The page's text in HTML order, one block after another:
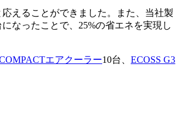
えることができました。また、当社製
なったことで、25%の省エネを実現し
エアクーラー10台、 ECOSS G3